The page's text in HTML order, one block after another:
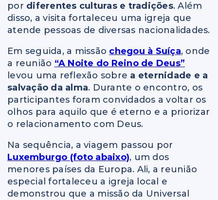
por diferentes culturas e tradições. Além
disso, a visita fortaleceu uma igreja que
atende pessoas de diversas nacionalidades.
Em seguida, a missão chegou à Suíça, onde
a reunião “A Noite do Reino de Deus”
levou uma reflexão sobre a eternidade e a
salvação da alma. Durante o encontro, os
participantes foram convidados a voltar os
olhos para aquilo que é eterno e a priorizar
o relacionamento com Deus.
Na sequência, a viagem passou por
Luxemburgo (foto abaixo), um dos
menores países da Europa. Ali, a reunião
especial fortaleceu a igreja local e
demonstrou que a missão da Universal